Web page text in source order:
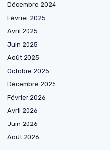
Décembre 2024
Février 2025
Avril 2025
Juin 2025
Août 2025
Octobre 2025
Décembre 2025
Février 2026
Avril 2026
Juin 2026
Août 2026